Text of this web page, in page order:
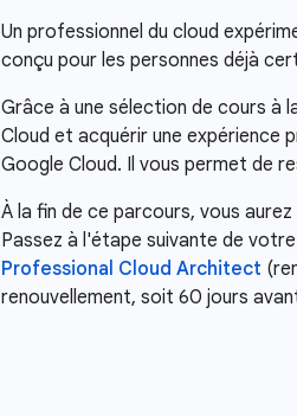
Un professionnel du cloud
conçu pour les personnes déjà
Grâce à une sélection de cours à
Cloud et acquérir une expérience
Google Cloud. Il vous permet de
À la fin de ce parcours, vous
Passez à l'étape suivante de
Professional Cloud Architect
renouvellement, soit 60 jours